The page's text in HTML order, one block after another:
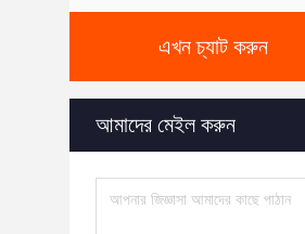
এখন চ্যাট করুন
আমাদের মেইল করুন